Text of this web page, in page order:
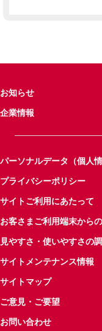
お知らせ
企業情報
パーソナルデータ（個人
プライバシーポリシー
サイトご利用にあたって
お客さまご利用端末から
見やすさ・使いやすさの
サイトメンテナンス情報
サイトマップ
ご意見・ご要望
お問い合わせ